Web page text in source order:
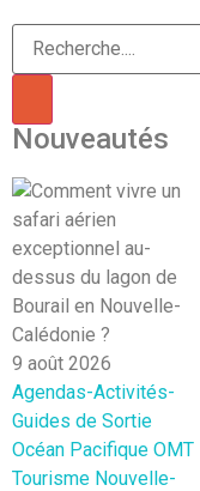
Nouveautés
9 août 2026
Agendas-Activités-
Guides de Sortie
Océan Pacifique OMT
Tourisme Nouvelle-